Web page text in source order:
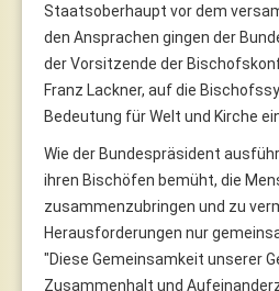
Staatsoberhaupt vor dem
den Ansprachen gingen der
der Vorsitzende der
Franz Lackner, auf die
Bedeutung für Welt und Kirche
Wie der Bundespräsident
ihren Bischöfen bemüht, die
zusammenzubringen und zu
Herausforderungen nur
"Diese Gemeinsamkeit unserer
Zusammenhalt und